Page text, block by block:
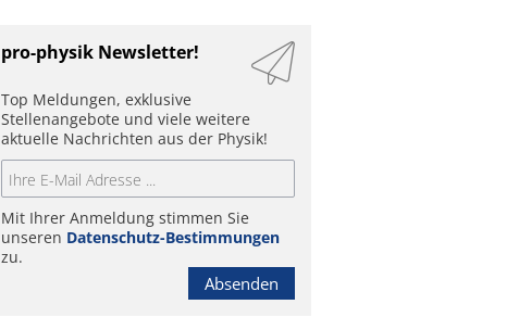
pro-physik Newsletter!
Top Meldungen, exklusive
Stellenangebote und viele weitere
aktuelle Nachrichten aus der Physik!
Mit Ihrer Anmeldung stimmen Sie
unseren Datenschutz-Bestimmungen
zu.
Absenden